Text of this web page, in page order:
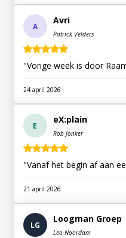
A
Avri
Patrick Velders
"Vorige week is door
24 april 2026
E
eX:plain
Rob Jonker
"Vanaf het begin af aan
21 april 2026
LG
Loogman Groep
Leo Noordam